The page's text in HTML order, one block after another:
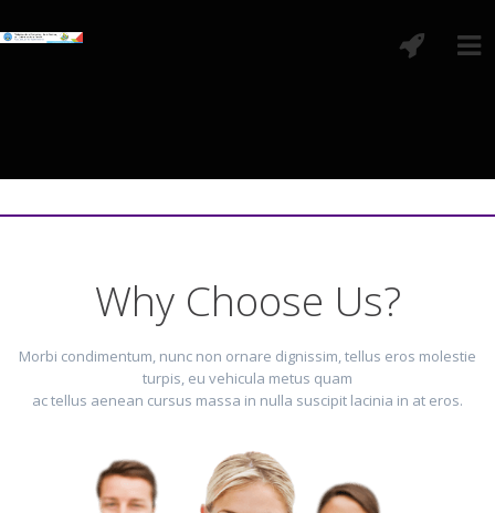
Why Choose Us?
Morbi condimentum, nunc non ornare dignissim, tellus eros molestie
turpis, eu vehicula metus quam
ac tellus aenean cursus massa in nulla suscipit lacinia in at eros.